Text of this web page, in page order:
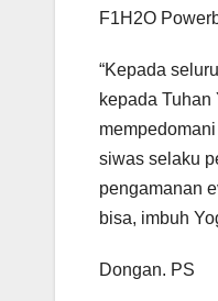
F1H2O
“Kepada
kepada
siwas selaku
pengamanan
bisa, imbuh
Dongan. PS